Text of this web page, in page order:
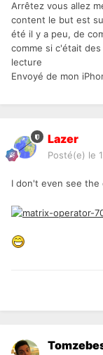
Arrêtez vous allez
content le but est
été il y a peu, de
comme si c'était
lecture
Envoyé de mon
Lazer
Posté(e) le
I don't even see